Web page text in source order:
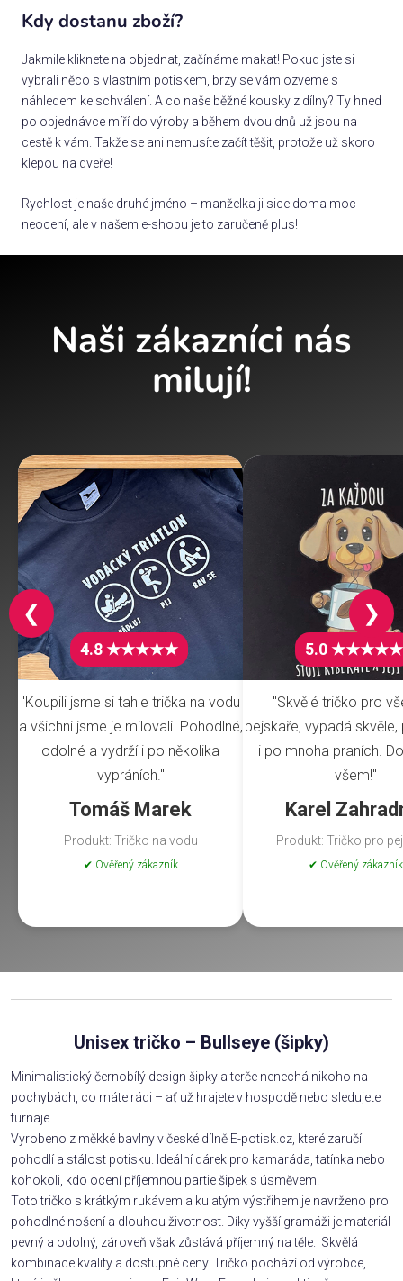
Kdy dostanu zboží?
Jakmile kliknete na objednat, začínáme makat! Pokud jste si
vybrali něco s vlastním potiskem, brzy se vám ozveme s
náhledem ke schválení. A co naše běžné kousky z dílny? Ty hned
po objednávce míří do výroby a během dvou dnů už jsou na
cestě k vám. Takže se ani nemusíte začít těšit, protože už skoro
klepou na dveře!
Rychlost je naše druhé jméno – manželka ji sice doma moc
neocení, ale v našem e-shopu je to zaručeně plus!
Naši zákazníci nás
milují!
4.8 ★★★★★
"Koupili jsme si tahle trička na vodu
a všichni jsme je milovali. Pohodlné,
odolné a vydrží i po několika
vypráních."
Tomáš Marek
Produkt: Tričko na vodu
✔ Ověřený zákazník
5.0 ★★★★★
"Skvělé tričko pro
pejskaře, vypadá
i po mnoha praních.
všem!"
Karel
Produkt: Tričko pro
✔ Ověřený zákazník
❮ ❯
Unisex tričko – Bullseye (šipky)
Minimalistický černobílý design šipky a terče nenechá nikoho na
pochybách, co máte rádi – ať už hrajete v hospodě nebo sledujete
turnaje.
Vyrobeno z měkké bavlny v české dílně E-potisk.cz, které zaručí
pohodlí a stálost potisku. Ideální dárek pro kamaráda, tatínka nebo
kohokoli, kdo ocení příjemnou partie šipek s úsměvem.
Toto tričko s krátkým rukávem a kulatým výstřihem je navrženo pro
pohodlné nošení a dlouhou životnost. Díky vyšší gramáži je materiál
pevný a odolný, zároveň však zůstává příjemný na těle. Skvělá
kombinace kvality a dostupné ceny. Tričko pochází od výrobce,